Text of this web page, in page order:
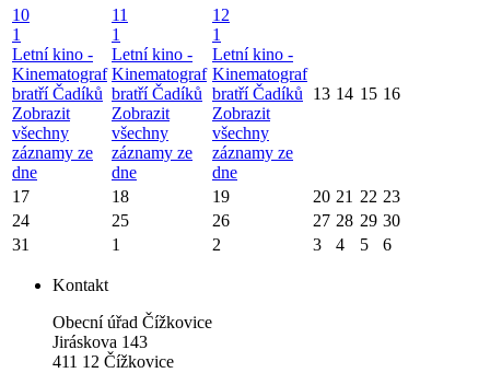
10
1
Letní kino -
Kinematograf
bratří Čadíků
Zobrazit
všechny
záznamy ze
dne
11
1
Letní kino -
Kinematograf
bratří Čadíků
Zobrazit
všechny
záznamy ze
dne
12
1
Letní kino -
Kinematograf
bratří Čadíků
Zobrazit
všechny
záznamy ze
dne
13 14 15 16
17 18 19 20 21 22 23
24
25 26 27 28 29 30
31
1 2 3 4 5 6
Kontakt
Obecní úřad Čížkovice
Jiráskova 143
411 12 Čížkovice